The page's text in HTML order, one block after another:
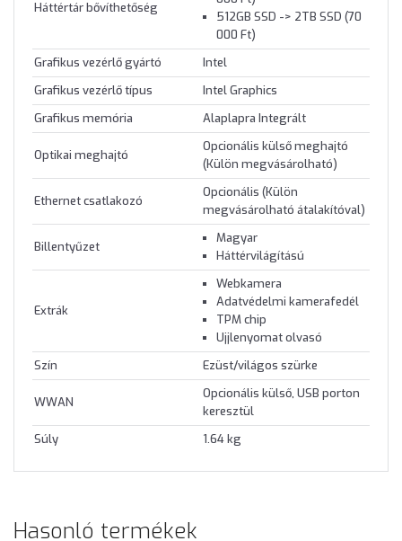
Háttértár bővíthetőség
512GB SSD -> 2TB SSD (70
000 Ft)
Grafikus vezérlő gyártó
Intel
Grafikus vezérlő típus
Intel Graphics
Grafikus memória
Alaplapra Integrált
Optikai meghajtó
Opcionális külső meghajtó
(Külön megvásárolható)
Ethernet csatlakozó
Opcionális (Külön
megvásárolható átalakítóval)
Billentyűzet
Magyar
Háttérvilágítású
Extrák
Webkamera
Adatvédelmi kamerafedél
TPM chip
Ujjlenyomat olvasó
Szín
Ezüst/világos szürke
WWAN
Opcionális külső, USB porton
keresztül
Súly
1.64 kg
Hasonló termékek